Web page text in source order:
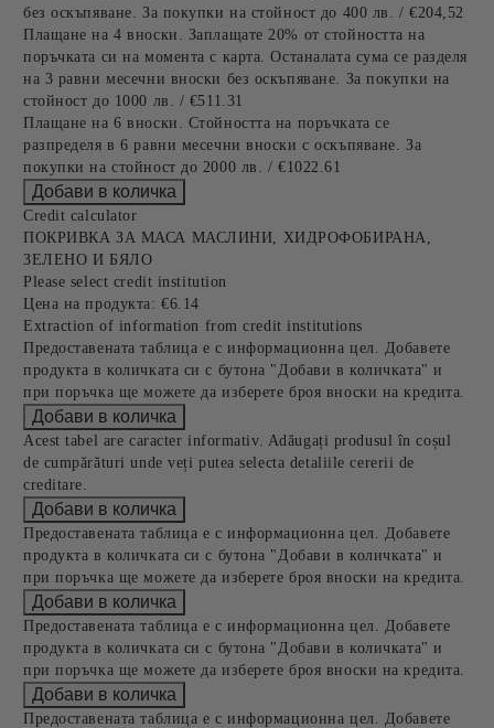
без оскъпяване. За покупки на стойност до 400 лв. / €204,52
Плащане на 4 вноски. Заплащате 20% от стойността на
поръчката си на момента с карта. Останалата сума се разделя
на 3 равни месечни вноски без оскъпяване. За покупки на
стойност до 1000 лв. / €511.31
Плащане на 6 вноски. Стойността на поръчката се
разпределя в 6 равни месечни вноски с оскъпяване. За
покупки на стойност до 2000 лв. / €1022.61
Credit calculator
ПОКРИВКА ЗА МАСА МАСЛИНИ, ХИДРОФОБИРАНА,
ЗЕЛЕНО И БЯЛО
Please select credit institution
Цена на продукта: €6.14
Extraction of information from credit institutions
Предоставената таблица е с информационна цел. Добавете
продукта в количката си с бутона "Добави в количката" и
при поръчка ще можете да изберете броя вноски на кредита.
Acest tabel are caracter informativ. Adăugați produsul în coșul
de cumpărături unde veți putea selecta detaliile cererii de
creditare.
Предоставената таблица е с информационна цел. Добавете
продукта в количката си с бутона "Добави в количката" и
при поръчка ще можете да изберете броя вноски на кредита.
Предоставената таблица е с информационна цел. Добавете
продукта в количката си с бутона "Добави в количката" и
при поръчка ще можете да изберете броя вноски на кредита.
Предоставената таблица е с информационна цел. Добавете